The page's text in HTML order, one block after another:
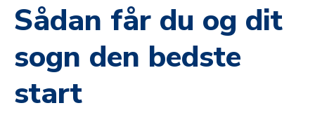
Sådan får du og dit
sogn den bedste
start